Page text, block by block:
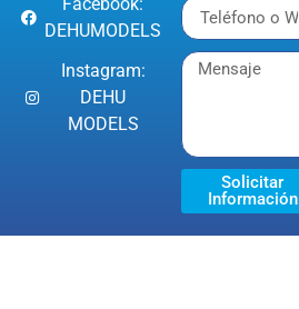
DEHUMODELS
Instagram:
DEHU
MODELS
Solicitar
Información